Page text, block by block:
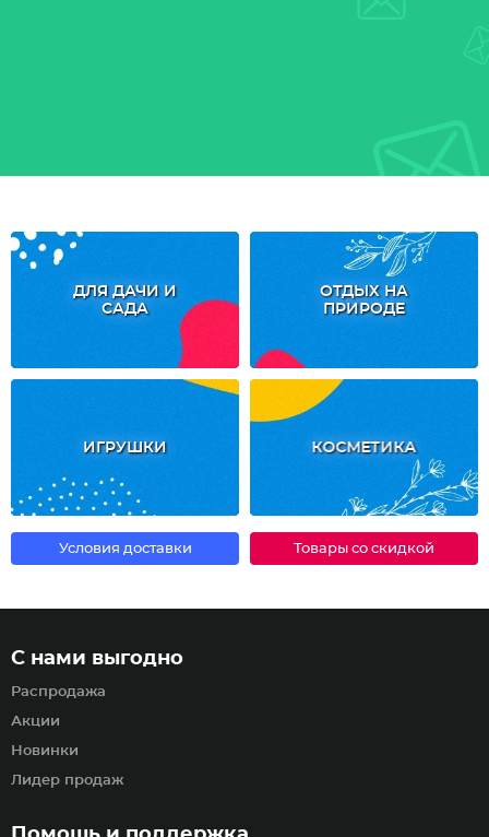
ДЛЯ ДАЧИ И
САДА
ОТДЫХ НА
ПРИРОДЕ
ИГРУШКИ КОСМЕТИКА
Условия доставки Товары со скидкой
С нами выгодно
Распродажа
Акции
Новинки
Лидер продаж